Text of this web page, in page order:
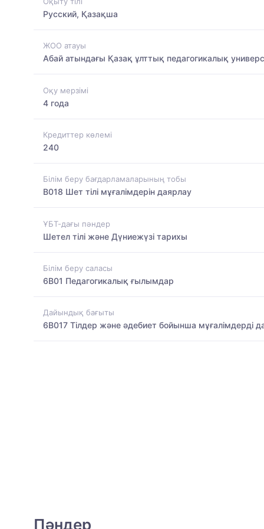
Русский, Қазақша
ЖОО атауы
Абай атындағы Қазақ ұлттық педагогикалық
Оқу мерзімі
4 года
Кредиттер көлемі
240
Білім беру бағдарламаларының тобы
B018 Шет тілі мұғалімдерін даярлау
ҰБТ-дағы пәндер
Шетел тілі және Дүниежүзі тарихы
Білім беру саласы
6B01 Педагогикалық ғылымдар
Дайындық бағыты
6B017 Тілдер және әдебиет бойынша мұғалімдерді
Пәндер